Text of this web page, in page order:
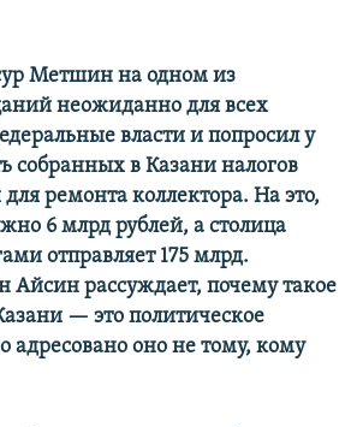
Метшин на одном из
неожиданно для всех
власти и попросил у
собранных в Казани налогов
ремонта коллектора. На это,
6 млрд рублей, а столица
отправляет 175 млрд.
Айсин рассуждает, почему такое
— это политическое
адресовано оно не тому, кому